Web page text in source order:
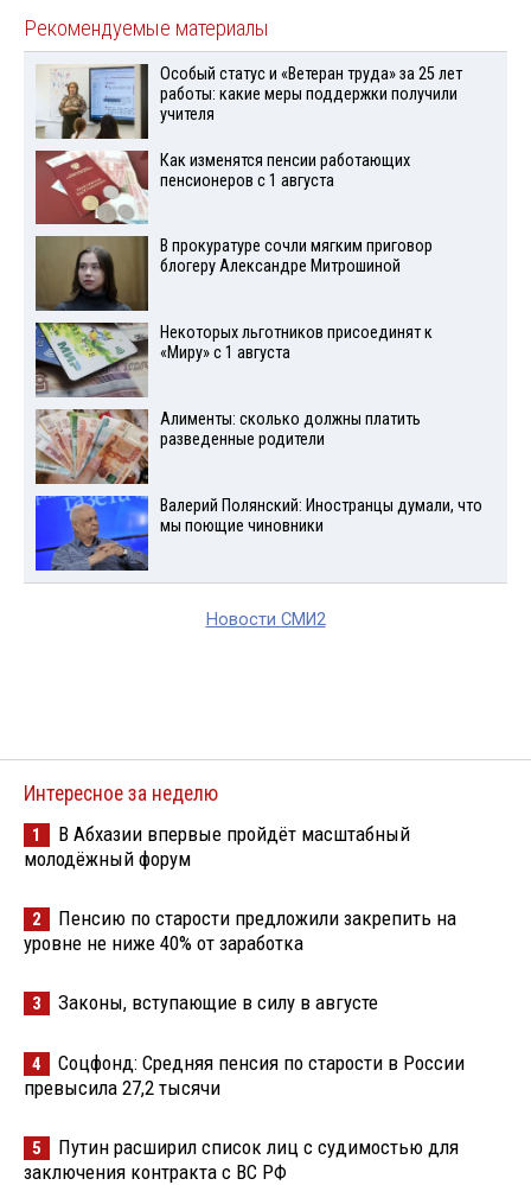
Рекомендуемые материалы
Особый статус и «Ветеран труда» за 25 лет
работы: какие меры поддержки получили
учителя
Как изменятся пенсии работающих
пенсионеров с 1 августа
В прокуратуре сочли мягким приговор
блогеру Александре Митрошиной
Некоторых льготников присоединят к
«Миру» с 1 августа
Алименты: сколько должны платить
разведенные родители
Валерий Полянский: Иностранцы думали, что
мы поющие чиновники
Новости СМИ2
Интересное за неделю
1
В Абхазии впервые пройдёт масштабный
молодёжный форум
2
Пенсию по старости предложили закрепить на
уровне не ниже 40% от заработка
3 Законы, вступающие в силу в августе
4
Соцфонд: Средняя пенсия по старости в России
превысила 27,2 тысячи
5
Путин расширил список лиц с судимостью для
заключения контракта с ВС РФ